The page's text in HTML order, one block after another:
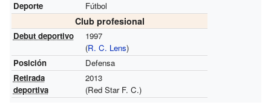
Deporte Fútbol
Club profesional
Debut deportivo
1997
(R. C. Lens)
Posición
Defensa
Retirada
deportiva
2013
(Red Star F. C.)